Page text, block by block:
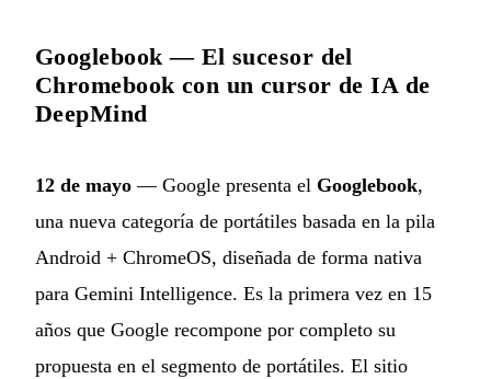
Googlebook — El sucesor del
Chromebook con un cursor de IA de
DeepMind
12 de mayo — Google presenta el Googlebook,
una nueva categoría de portátiles basada en la pila
Android + ChromeOS, diseñada de forma nativa
para Gemini Intelligence. Es la primera vez en 15
años que Google recompone por completo su
propuesta en el segmento de portátiles. El sitio